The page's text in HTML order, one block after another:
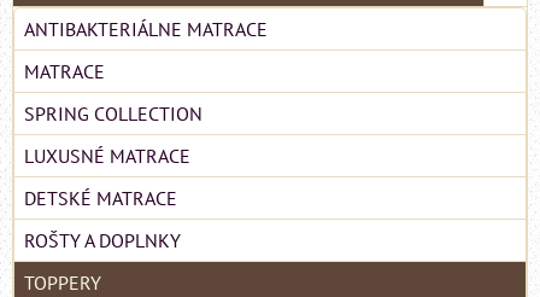
ANTIBAKTERIÁLNE MATRACE
MATRACE
SPRING COLLECTION
LUXUSNÉ MATRACE
DETSKÉ MATRACE
ROŠTY A DOPLNKY
TOPPERY